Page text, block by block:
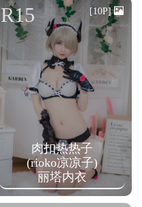
肉扣热热子
(rioko凉凉子)
丽塔内衣
R15 [10P]